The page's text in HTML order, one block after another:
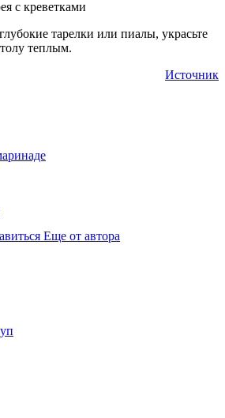
тарелки или пиалы, украсьте
теплым.
Источник
Еще от автора